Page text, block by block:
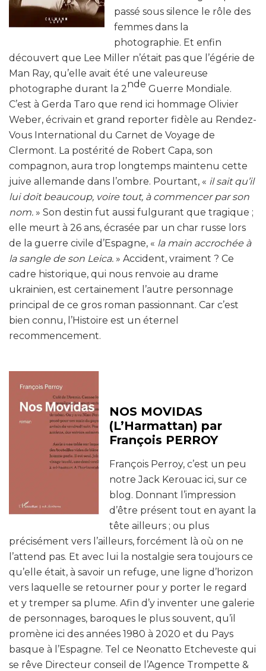
passé sous silence le rôle des
femmes dans la
photographie. Et enfin
découvert que Lee Miller n’était pas que l’égérie de
Man Ray, qu’elle avait été une valeureuse
photographe durant la 2nde Guerre Mondiale.
C’est à Gerda Taro que rend ici hommage Olivier
Weber, écrivain et grand reporter fidèle au Rendez-
Vous International du Carnet de Voyage de
Clermont. La postérité de Robert Capa, son
compagnon, aura trop longtemps maintenu cette
juive allemande dans l’ombre. Pourtant, « il sait qu’il
lui doit beaucoup, voire tout, à commencer par son
nom. » Son destin fut aussi fulgurant que tragique ;
elle meurt à 26 ans, écrasée par un char russe lors
de la guerre civile d’Espagne, « la main accrochée à
la sangle de son Leica. » Accident, vraiment ? Ce
cadre historique, qui nous renvoie au drame
ukrainien, est certainement l’autre personnage
principal de ce gros roman passionnant. Car c’est
bien connu, l’Histoire est un éternel
recommencement.
NOS MOVIDAS
(L’Harmattan) par
François PERROY
François Perroy, c’est un peu
notre Jack Kerouac ici, sur ce
blog. Donnant l’impression
d’être présent tout en ayant la
tête ailleurs ; ou plus
précisément vers l’ailleurs, forcément là où on ne
l’attend pas. Et avec lui la nostalgie sera toujours ce
qu’elle était, à savoir un refuge, une ligne d’horizon
vers laquelle se retourner pour y porter le regard
et y tremper sa plume. Afin d’y inventer une galerie
de personnages, baroques le plus souvent, qu’il
promène ici des années 1980 à 2020 et du Pays
basque à l’Espagne. Tel ce Neonatto Etcheveste qui
se rêve Directeur conseil de l’Agence Trompette &